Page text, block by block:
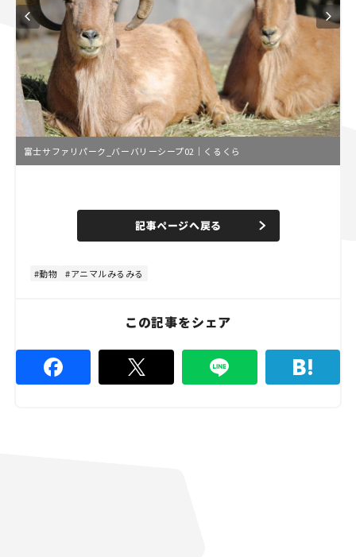
富士サファリパーク_バーバリーシープ02｜くるくら
n
e
d
%
記事ページへ戻る
動物 アニマルみるみる
この記事をシェア